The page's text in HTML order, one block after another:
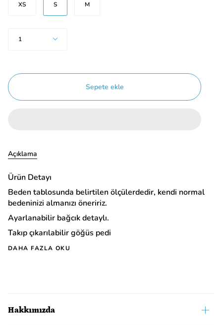
XS
S M
1
Sepete ekle
Açıklama
Ürün Detayı
Beden tablosunda belirtilen ölçülerdedir, kendi normal
bedeninizi almanızı öneririz.
Ayarlanabilir bağcık detaylı.
Takıp çıkarılabilir göğüs pedi
DAHA FAZLA OKU
Hakkımızda